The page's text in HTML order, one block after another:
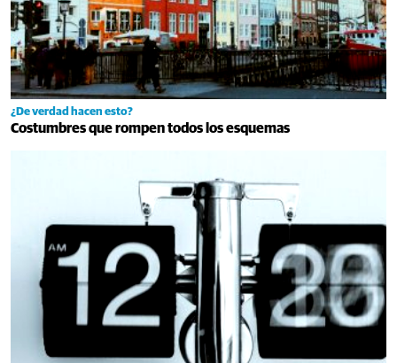
¿De verdad hacen esto?
Costumbres que rompen todos los esquemas